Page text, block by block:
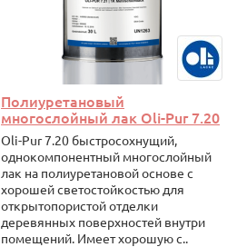
Полиуретановый
многослойный лак Oli-Pur 7.20
Oli-Pur 7.20 быстросохнущий,
однокомпонентный многослойный
лак на полиуретановой основе с
хорошей светостойкостью для
открытопористой отделки
деревянных поверхностей внутри
помещений. Имеет хорошую с..